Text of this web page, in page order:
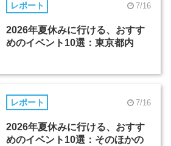
レポート 7/16
2026年夏休みに行ける、おすす
めのイベント10選：東京都内
レポート 7/16
2026年夏休みに行ける、おすす
めのイベント10選：そのほかの